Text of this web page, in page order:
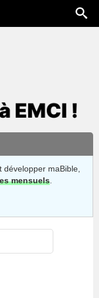
développer maBible,
mensuels.